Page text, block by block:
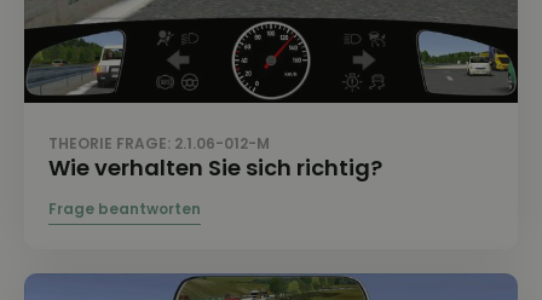
THEORIE FRAGE: 2.1.06-012-M
Wie verhalten Sie sich richtig?